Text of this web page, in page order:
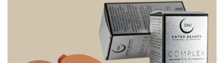
hayatlarında kullanılmaya devam edilir. Bu nedenle
yapacağınız maliyeti sadece ürün satışınız üzerinden
değerlendirmek yerine karton çantaları bir pazarlama